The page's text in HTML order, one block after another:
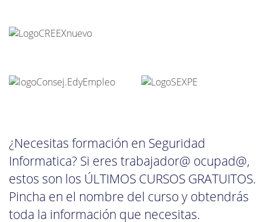
¿Necesitas formación en Seguridad
Informatica? Si eres trabajador@ ocupad@,
estos son los ÚLTIMOS CURSOS GRATUITOS.
Pincha en el nombre del curso y obtendrás
toda la información que necesitas.